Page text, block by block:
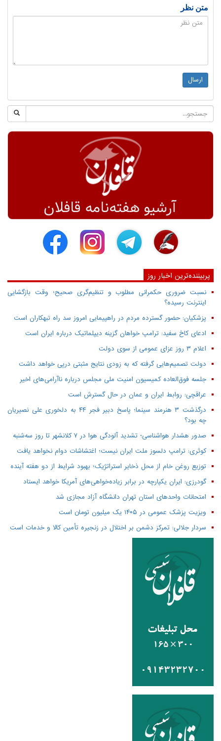
متن نظر
ارسال
پربیننده‌ترین اخبار روز
نسبت ضروری حکمرانی مطلوب و تنظیم‌گری صحیح؛ وقت بازگشایی
اینترنت رسیده؟
پزشکیان: حضور گسترده مردم در راهپیمایی امروز سد راه تبهکاران است
ادعای کاخ سفید: ترامپ خواهان گزینه دیپلماتیک درباره ایران است
اعلام ۳ روز عزای عمومی از سوی دولت
دولت تصمیم‌هایی گرفته که به زودی نتایج مثبتی درپی خواهد داشت
جلسه فوق‌العاده کمیسیون امنیت ملی مجلس درباره ناآرامی‌های اخیر
عراقچی: روابط ایران و عمان در حال گسترش است
درگذشت ۳ هنرمند سینما؛ پاسخ دبیر فجر ۴۴ به دلخوری علی نصیریان
چه بود؟
صدور هشدار هواشناسی؛ تشدید آلودگی هوا در ۷ کلانشهر تا روز سه‌شنبه
کوثری: ترامپ دلسوز ملت ایران نیست؛ اغتشاشات دوام نخواهد یافت
توزیع روغن خام از محل ذخایر استراتژیک؛ بهبود شرایط از دو هفته آینده
گودرزی: ایران یکپارچه در برابر زیاده‌خواهی‌های آمریکا خواهد ایستاد
امتحانات واحدهای استان تهران دانشگاه آزاد مجازی شد
ویزیت پزشک عمومی در ۱۴۰۵ یک میلیون تومان است
سردار جلالی: تمرکز دشمن بر اختلال در زنجیره تأمین کالا و خدمات است